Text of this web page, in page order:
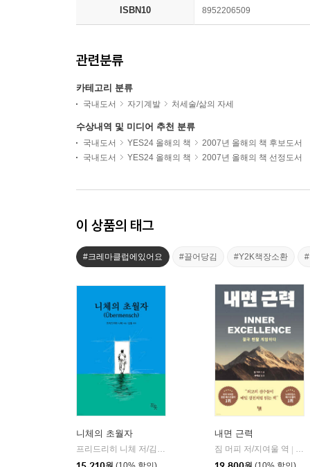
ISBN10 8952206509
관련분류
카테고리 분류
국내도서 자기계발 처세술/삶의 자세
수상내역 및 미디어 추천 분류
국내도서 YES24 올해의 책
2007년 올해의 책 후보도서
국내도서
YES24 올해의 책 2007년 올해의 책 선정도서
이 상품의 태그
#크레마클럽에있어요 #끌어당김 #Y2K책장소환
니체의 초월자
프리드리히 니체 저/김철 편역
내면 근력
짐 머피 저/지여울 역
윌